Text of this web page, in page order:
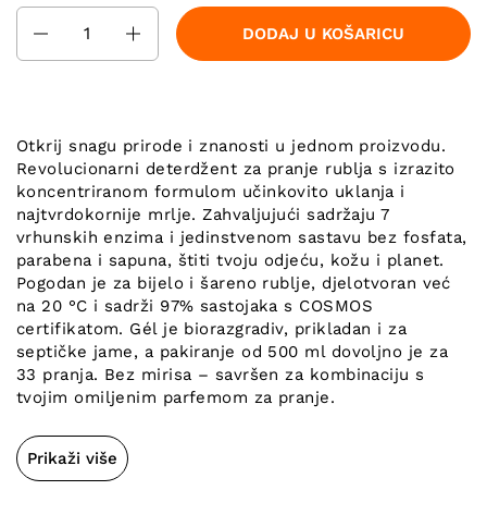
DODAJ U KOŠARICU
Otkrij snagu prirode i znanosti u jednom proizvodu.
Revolucionarni deterdžent za pranje rublja s izrazito
koncentriranom formulom učinkovito uklanja i
najtvrdokornije mrlje. Zahvaljujući sadržaju 7
vrhunskih enzima i jedinstvenom sastavu bez fosfata,
parabena i sapuna, štiti tvoju odjeću, kožu i planet.
Pogodan je za bijelo i šareno rublje, djelotvoran već
na 20 °C i sadrži 97% sastojaka s COSMOS
certifikatom. Gél je biorazgradiv, prikladan i za
septičke jame, a pakiranje od 500 ml dovoljno je za
33 pranja. Bez mirisa – savršen za kombinaciju s
tvojim omiljenim parfemom za pranje.
Prikaži više